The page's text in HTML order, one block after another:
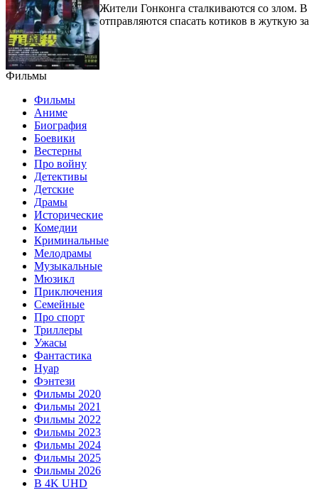
Жители Гонконга сталкиваются со злом.
отправляются спасать котиков в жуткую
Фильмы
Фильмы
Аниме
Биография
Боевики
Вестерны
Про войну
Детективы
Детские
Драмы
Исторические
Комедии
Криминальные
Мелодрамы
Музыкальные
Мюзикл
Приключения
Семейные
Про спорт
Триллеры
Ужасы
Фантастика
Нуар
Фэнтези
Фильмы 2020
Фильмы 2021
Фильмы 2022
Фильмы 2023
Фильмы 2024
Фильмы 2025
Фильмы 2026
В 4K UHD